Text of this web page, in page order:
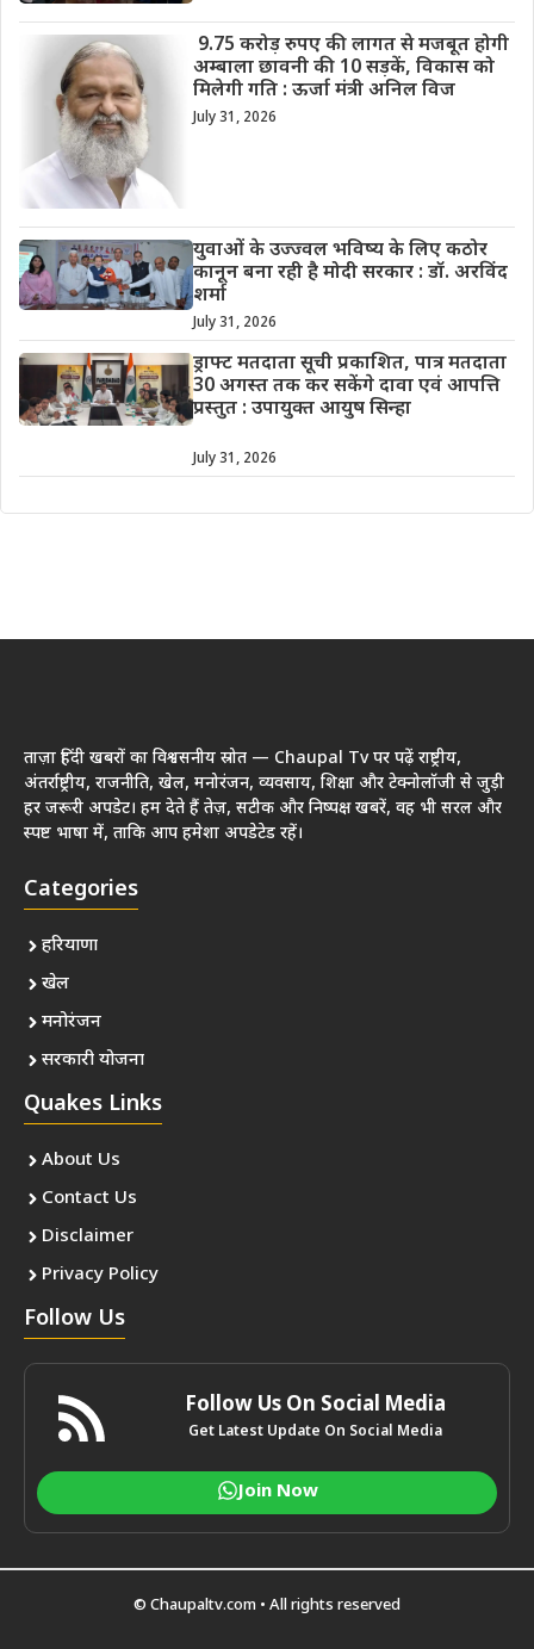
9.75 करोड़ रुपए की लागत से मजबूत होगी
अम्बाला छावनी की 10 सड़कें, विकास को
मिलेगी गति : ऊर्जा मंत्री अनिल विज
July 31, 2026
युवाओं के उज्ज्वल भविष्य के लिए कठोर
कानून बना रही है मोदी सरकार : डॉ. अरविंद
शर्मा
July 31, 2026
ड्राफ्ट मतदाता सूची प्रकाशित, पात्र मतदाता
30 अगस्त तक कर सकेंगे दावा एवं आपत्ति
प्रस्तुत : उपायुक्त आयुष सिन्हा
July 31, 2026
ताज़ा हिंदी खबरों का विश्वसनीय स्रोत — Chaupal Tv पर पढ़ें राष्ट्रीय,
अंतर्राष्ट्रीय, राजनीति, खेल, मनोरंजन, व्यवसाय, शिक्षा और टेक्नोलॉजी से जुड़ी
हर जरूरी अपडेट। हम देते हैं तेज़, सटीक और निष्पक्ष खबरें, वह भी सरल और
स्पष्ट भाषा में, ताकि आप हमेशा अपडेटेड रहें।
Categories
हरियाणा
खेल
मनोरंजन
सरकारी योजना
Quakes Links
About Us
Contact Us
Disclaimer
Privacy Policy
Follow Us
Follow Us On Social Media
Get Latest Update On Social Media
Join Now
© Chaupaltv.com • All rights reserved